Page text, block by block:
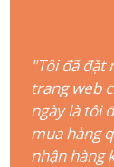
"Tôi đã
trang web
ngày là tôi
mua hàng
nhận hàng